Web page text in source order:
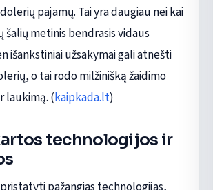
pajamų. Tai yra daugiau nei kai
šalių metinis bendrasis vidaus
išankstiniai užsakymai gali atnešti
o tai rodo milžinišką žaidimo
laukimą. (kaipkada.lt)
technologijos ir